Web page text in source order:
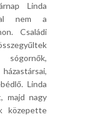
Linda
nem a
Családi
Linda
majd nagy
közepette